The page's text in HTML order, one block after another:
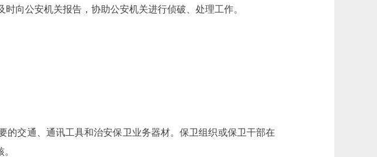
公安机关报告，协助公安机关进行侦破、处理工作。
交通、通讯工具和治安保卫业务器材。保卫组织或保卫干部在